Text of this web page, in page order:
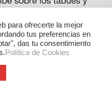
para ofrecerte la mejor
tus preferencias en
das tu consentimiento
Política de Cookies